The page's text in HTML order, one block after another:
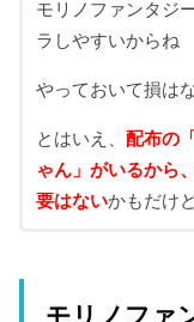
モリノファンタジ
ラしやすいからね
やっておいて損は
とはいえ、 配布の
ゃん」がいるから
要はないかもだけ
モリノファ